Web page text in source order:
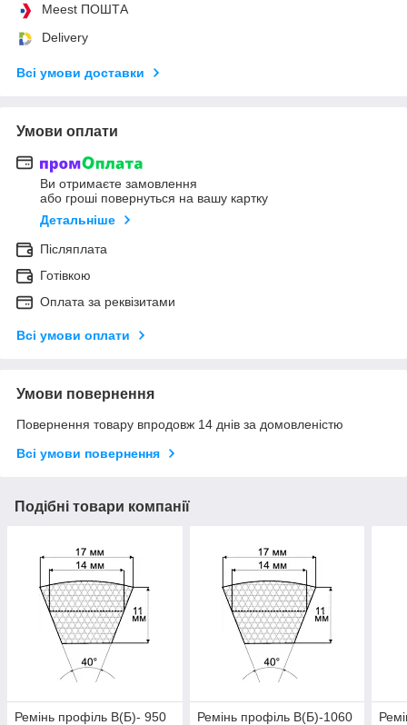
Meest ПОШТА
Delivery
Всі умови доставки
Умови оплати
Ви отримаєте замовлення
або гроші повернуться на вашу картку
Детальніше
Післяплата
Готівкою
Оплата за реквізитами
Всі умови оплати
Умови повернення
Повернення товару впродовж 14 днів за домовленістю
Всі умови повернення
Подібні товари компанії
Ремінь профіль В(Б)- 950
Ремінь профіль В(Б)-1060